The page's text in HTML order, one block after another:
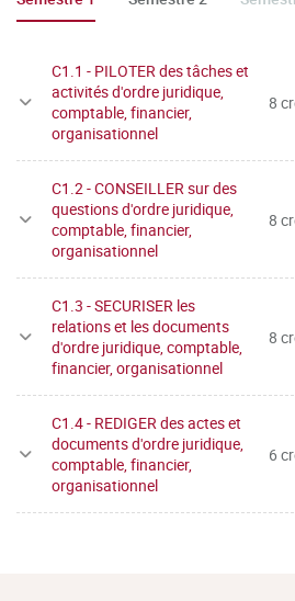
C1.1 - PILOTER des tâches et
activités d'ordre juridique,
comptable, financier,
organisationnel
8
C1.2 - CONSEILLER sur des
questions d'ordre juridique,
comptable, financier,
organisationnel
8
C1.3 - SECURISER les
relations et les documents
d'ordre juridique, comptable,
financier, organisationnel
8
C1.4 - REDIGER des actes et
documents d'ordre juridique,
comptable, financier,
organisationnel
6